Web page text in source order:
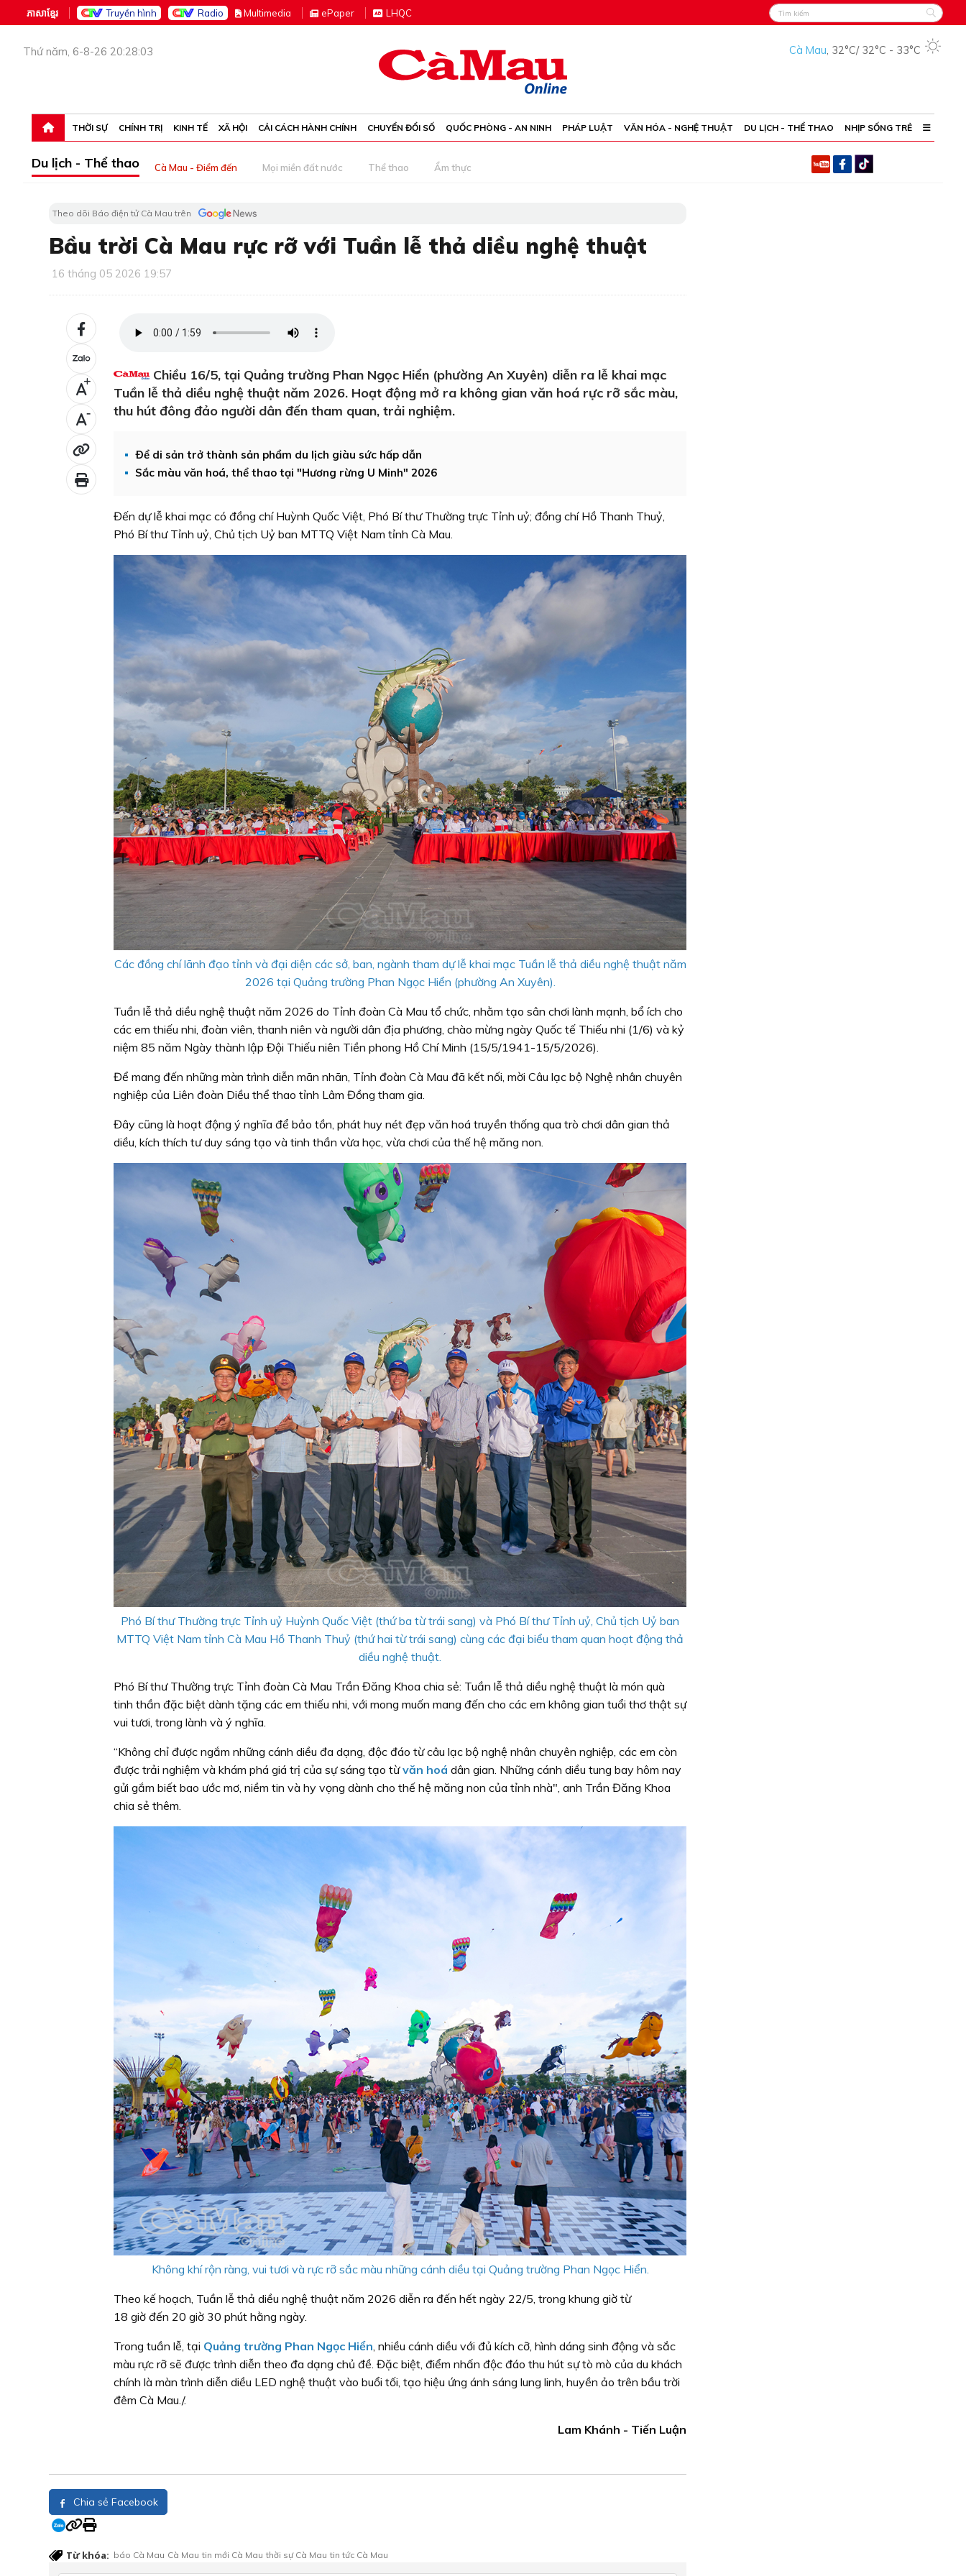
ភាសាខ្មែរ Truyền hình Radio Multimedia ePaper LHQC
Thứ năm, 6-8-26 20:28:03 Cà Mau, 32°C/ 32°C - 33°C
THỜI SỰ CHÍNH TRỊ KINH TẾ XÃ HỘI CẢI CÁCH HÀNH CHÍNH CHUYỂN ĐỔI SỐ QUỐC PHÒNG - AN NINH PHÁP LUẬT VĂN HÓA - NGHỆ THUẬT DU LỊCH - THỂ THAO NHỊP SỐNG TRẺ
Du lịch - Thể thao Cà Mau - Điểm đến Mọi miền đất nước Thể thao Ẩm thực
Theo dõi Báo điện tử Cà Mau trên
Bầu trời Cà Mau rực rỡ với Tuần lễ thả diều nghệ thuật
16 tháng 05 2026 19:57
+
-
Chiều 16/5, tại Quảng trường Phan Ngọc Hiển (phường An Xuyên) diễn ra lễ khai mạc
Tuần lễ thả diều nghệ thuật năm 2026. Hoạt động mở ra không gian văn hoá rực rỡ sắc màu,
thu hút đông đảo người dân đến tham quan, trải nghiệm.
Ðể di sản trở thành sản phẩm du lịch giàu sức hấp dẫn
Sắc màu văn hoá, thể thao tại "Hương rừng U Minh" 2026
Đến dự lễ khai mạc có đồng chí Huỳnh Quốc Việt, Phó Bí thư Thường trực Tỉnh uỷ; đồng chí Hồ Thanh Thuỷ,
Phó Bí thư Tỉnh uỷ, Chủ tịch Uỷ ban MTTQ Việt Nam tỉnh Cà Mau.
Các đồng chí lãnh đạo tỉnh và đại diện các sở, ban, ngành tham dự lễ khai mạc Tuần lễ thả diều nghệ thuật năm
2026 tại Quảng trường Phan Ngọc Hiển (phường An Xuyên).
Tuần lễ thả diều nghệ thuật năm 2026 do Tỉnh đoàn Cà Mau tổ chức, nhằm tạo sân chơi lành mạnh, bổ ích cho
các em thiếu nhi, đoàn viên, thanh niên và người dân địa phương, chào mừng ngày Quốc tế Thiếu nhi (1/6) và kỷ
niệm 85 năm Ngày thành lập Đội Thiếu niên Tiền phong Hồ Chí Minh (15/5/1941-15/5/2026).
Để mang đến những màn trình diễn mãn nhãn, Tỉnh đoàn Cà Mau đã kết nối, mời Câu lạc bộ Nghệ nhân chuyên
nghiệp của Liên đoàn Diều thể thao tỉnh Lâm Đồng tham gia.
Đây cũng là hoạt động ý nghĩa để bảo tồn, phát huy nét đẹp văn hoá truyền thống qua trò chơi dân gian thả
diều, kích thích tư duy sáng tạo và tinh thần vừa học, vừa chơi của thế hệ măng non.
Phó Bí thư Thường trực Tỉnh uỷ Huỳnh Quốc Việt (thứ ba từ trái sang) và Phó Bí thư Tỉnh uỷ, Chủ tịch Uỷ ban
MTTQ Việt Nam tỉnh Cà Mau Hồ Thanh Thuỷ (thứ hai từ trái sang) cùng các đại biểu tham quan hoạt động thả
diều nghệ thuật.
Phó Bí thư Thường trực Tỉnh đoàn Cà Mau Trần Đăng Khoa chia sẻ: Tuần lễ thả diều nghệ thuật là món quà
tinh thần đặc biệt dành tặng các em thiếu nhi, với mong muốn mang đến cho các em không gian tuổi thơ thật sự
vui tươi, trong lành và ý nghĩa.
“Không chỉ được ngắm những cánh diều đa dạng, độc đáo từ câu lạc bộ nghệ nhân chuyên nghiệp, các em còn
được trải nghiệm và khám phá giá trị của sự sáng tạo từvăn hoá dân gian. Những cánh diều tung bay hôm nay
gửi gắm biết bao ước mơ, niềm tin và hy vọng dành cho thế hệ măng non của tỉnh nhà", anh Trần Đăng Khoa
chia sẻ thêm.
Không khí rộn ràng, vui tươi và rực rỡ sắc màu những cánh diều tại Quảng trường Phan Ngọc Hiển.
Theo kế hoạch, Tuần lễ thả diều nghệ thuật năm 2026 diễn ra đến hết ngày 22/5, trong khung giờ từ
18 giờ đến 20 giờ 30 phút hằng ngày.
Trong tuần lễ, tại Quảng trường Phan Ngọc Hiển, nhiều cánh diều với đủ kích cỡ, hình dáng sinh động và sắc
màu rực rỡ sẽ được trình diễn theo đa dạng chủ đề. Đặc biệt, điểm nhấn độc đáo thu hút sự tò mò của du khách
chính là màn trình diễn diều LED nghệ thuật vào buổi tối, tạo hiệu ứng ánh sáng lung linh, huyền ảo trên bầu trời
đêm Cà Mau./.
Lam Khánh - Tiến Luận
Chia sẻ Facebook
Từ khóa: báo Cà Mau Cà Mau tin mới Cà Mau thời sự Cà Mau tin tức Cà Mau